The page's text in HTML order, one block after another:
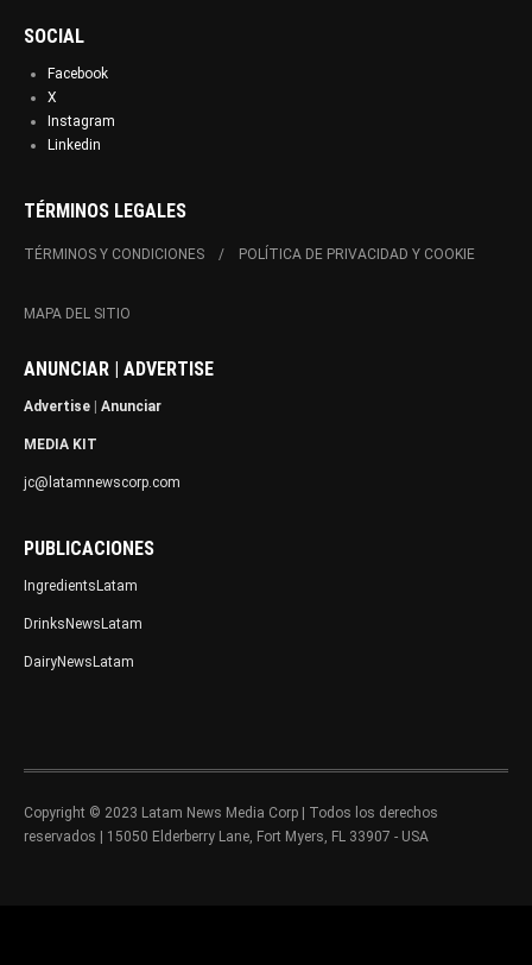
SOCIAL
Facebook
X
Instagram
Linkedin
TÉRMINOS LEGALES
TÉRMINOS Y CONDICIONES POLÍTICA DE PRIVACIDAD Y COOKIE
MAPA DEL SITIO
ANUNCIAR | ADVERTISE
Advertise Anunciar
MEDIA KIT
jc@latamnewscorp.com
PUBLICACIONES
IngredientsLatam
DrinksNewsLatam
DairyNewsLatam
Copyright © 2023 Latam News Media Corp | Todos los derechos
reservados | 15050 Elderberry Lane, Fort Myers, FL 33907 - USA